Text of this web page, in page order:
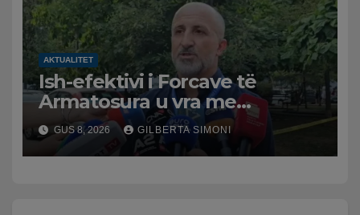
AKTUALITET
Ish-efektivi i Forcave të
Armatosura u vra me
kallashnikov nga shoku i
fëmijërisë, zv. drejtori i
Hetimit: Kishin konflikt të
GUS 8, 2026 GILBERTA SIMONI